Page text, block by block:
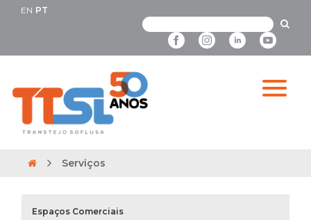
EN PT
Serviços
Espaços Comerciais